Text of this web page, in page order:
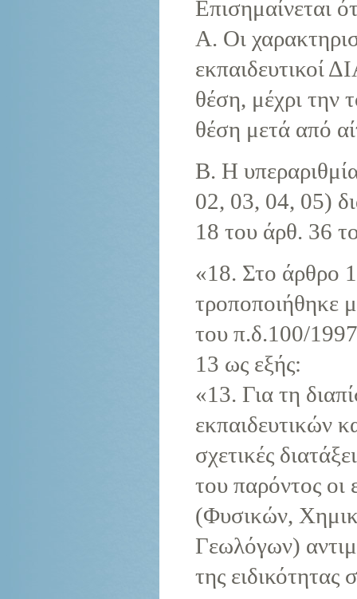
Επισημαίνεται
Α. Οι
θέση, μέχρι την
θέση μετά από
Β. Η
02, 03, 04, 05)
18 του άρθ. 36
«18. Στο άρθρο
τροποποιήθηκε
του π.δ.100/
13 ως εξής:
«13. Για τη
εκπαιδευτικών
σχετικές
του παρόντος οι
(Φυσικών,
Γεωλόγων)
της